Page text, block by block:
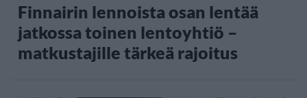
Finnairin lennoista osan lentää
jatkossa toinen lentoyhtiö –
matkustajille tärkeä rajoitus